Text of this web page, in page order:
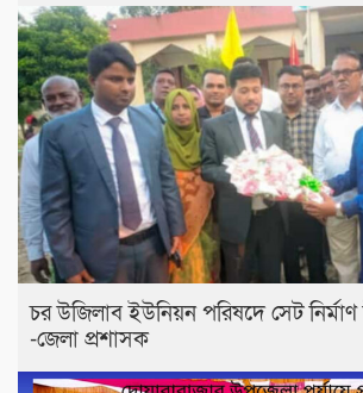
চর উজিলাব ইউনিয়ন পরিষদে সেট
-জেলা প্রশাসক